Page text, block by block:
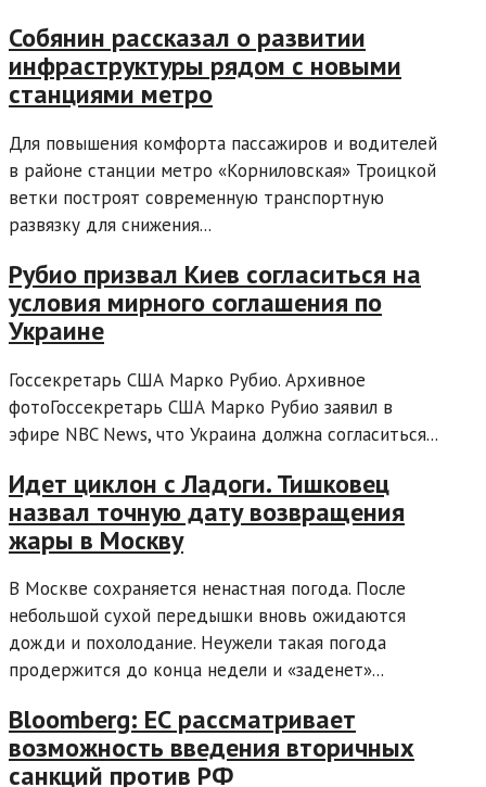
Собянин рассказал о развитии
инфраструктуры рядом с новыми
станциями метро
Для повышения комфорта пассажиров и водителей
в районе станции метро «Корниловская» Троицкой
ветки построят современную транспортную
развязку для снижения...
Рубио призвал Киев согласиться на
условия мирного соглашения по
Украине
Госсекретарь США Марко Рубио. Архивное
фотоГоссекретарь США Марко Рубио заявил в
эфире NBC News, что Украина должна согласиться...
Идет циклон с Ладоги. Тишковец
назвал точную дату возвращения
жары в Москву
В Москве сохраняется ненастная погода. После
небольшой сухой передышки вновь ожидаются
дожди и похолодание. Неужели такая погода
продержится до конца недели и «заденет»...
Bloomberg: ЕС рассматривает
возможность введения вторичных
санкций против РФ